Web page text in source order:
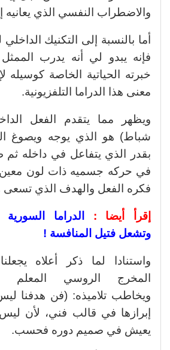
والاضطراب النفسي الذي يعانيه
أما بالنسبة إلى التكنيك
فإنه يبدو لي أنه يدرب
خبرته الحياتية الخاصة كوسيله
معنى هذا الدراما التلفزيونية.
ويظهر مما يتقدم الفعل
شباط) هو الذي يوجه ويصوغ
بقدر الذي يتفاعل في داخله ثم
في حركه جسميه ذات لون معين
فكره الفعل والهدف الذي تسعى
إقرأ أيضا :
الدراما
وتشعل فتيل المنافسة !
واستنادا لما ذكر أعلاه
المخرج الروسي المعلم
ويخاطب تلاميذه: (فن هدفنا
إبرازها في قالب فني، لأن
يعيش في صميم دوره فحسب.